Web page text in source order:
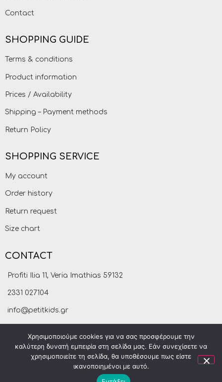
Contact
SHOPPING GUIDE
Terms & conditions
Product information
Prices / Availability
Shipping – Payment methods
Return Policy
SHOPPING SERVICE
My account
Order history
Return request
Size chart
CONTACT
Profiti Ilia 11, Veria Imathias 59132
2331 027104
info@petitkids.gr
Χρησιμοποιούμε cookies για να σας προσφέρουμε την
καλύτερη δυνατή εμπειρία στη σελίδα μας. Εάν συνεχίσετε να
χρησιμοποιείτε τη σελίδα, θα υποθέσουμε πως είστε
ικανοποιημένοι με αυτό.